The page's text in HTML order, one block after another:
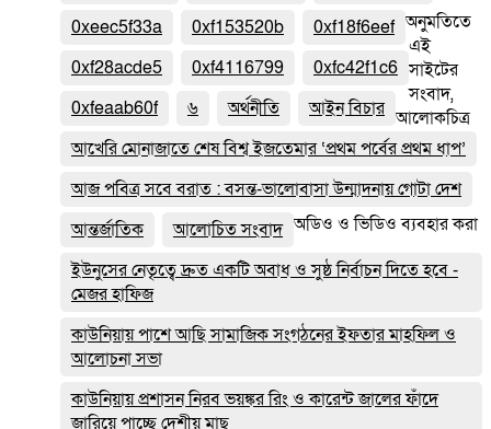
0xeec5f33a
0xf153520b
0xf18f6eef
0xf28acde5
0xf4116799
0xfc42f1c6
0xfeaab60f
৬ অর্থনীতি
আইন বিচার
আখেরি মোনাজাতে শেষ বিশ্ব ইজতেমার ‘প্রথম পর্বের প্রথম ধাপ’
আজ পবিত্র সবে বরাত : বসন্ত-ভালোবাসা উন্মাদনায় গোটা দেশ
আন্তর্জাতিক
আলোচিত সংবাদ
ইউনুসের নেতৃত্বে দ্রুত একটি অবাধ ও সুষ্ঠ নির্বাচন দিতে হবে -
মেজর হাফিজ
কাউনিয়ায় পাশে আছি সামাজিক সংগঠনের ইফতার মাহফিল ও
আলোচনা সভা
কাউনিয়ায় প্রশাসন নিরব ভয়ঙ্কর রিং ও কারেন্ট জালের ফাঁদে
জারিয়ে পাচ্ছে দেশীয় মাছ
অনুমতিতে
এই
সাইটের
সংবাদ,
আলোকচিত্র
অডিও ও ভিডিও ব্যবহার করা